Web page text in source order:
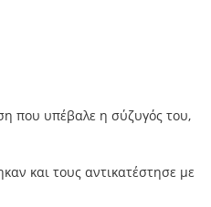
που υπέβαλε η σύζυγός του,
και τους αντικατέστησε με